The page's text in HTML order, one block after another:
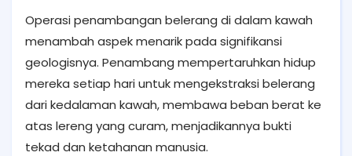
Operasi penambangan belerang di dalam kawah
menambah aspek menarik pada signifikansi
geologisnya. Penambang mempertaruhkan hidup
mereka setiap hari untuk mengekstraksi belerang
dari kedalaman kawah, membawa beban berat ke
atas lereng yang curam, menjadikannya bukti
tekad dan ketahanan manusia.